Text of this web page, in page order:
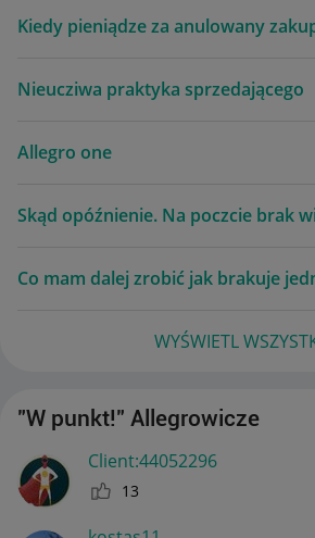
Kiedy pieniądze za anulowany
Nieucziwa praktyka sprzedającego
Allegro one
Skąd opóźnienie. Na poczcie brak
Co mam dalej zrobić jak brakuje
WYŚWIETL
"W punkt!" Allegrowicze
Client:44052296
13